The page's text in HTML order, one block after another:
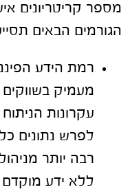
מספר קריטריונים
הגורמים הבאים
רמת הידע
מעמיק
עקרונות הניתוח
לפרש נתונים
רבה יותר
ללא ידע